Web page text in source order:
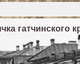
гатчинского